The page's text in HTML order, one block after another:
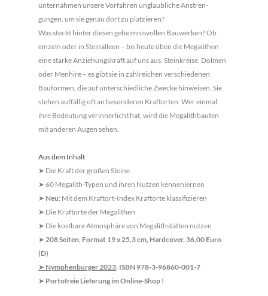
unternahmen un­sere Vorfahren unglaubliche Anstren­
gungen, um sie genau dort zu platzieren?
Was steckt hinter diesen geheim­nisvollen Bauwerken? Ob
einzeln oder in Steinalleen – bis heute üben die Megalithen
eine starke Anziehungs­kraft auf uns aus. Steinkreise, Dolmen
oder Menhire – es gibt sie in zahlreichen verschiedenen
Bauformen, die auf unterschiedliche Zwe­cke hinweisen. Sie
stehen auffällig oft an besonderen Kraftorten. Wer einmal
ihre Bedeutung verinnerlicht hat, wird die Me­galithbauten
mit anderen Augen sehen.
Aus dem Inhalt
➤ Die Kraft der großen Steine
➤ 60 Megalith-Typen und ihren Nutzen kennenlernen
➤ Neu: Mit dem Kraftort-Index Kraftorte klassifizieren
➤ Die Kraftorte der Megalithen
➤ Die kostbare Atmosphäre von Megalithstätten nutzen
➤ 208 Seiten, Format 19 x 25,3 cm, Hardcover, 36,00 Euro
(D)
➤ Nymphenburger 2023, ISBN 978-3-96860-001-7
➤ Portofreie Lieferung im Online-Shop !